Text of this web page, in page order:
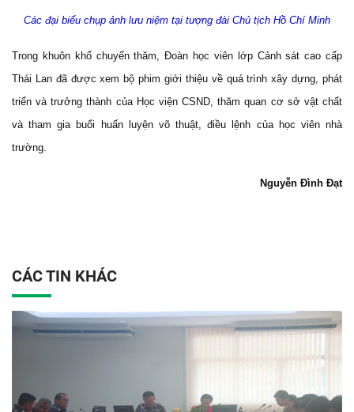
Các đại biểu chụp ảnh lưu niệm tại tượng đài Chủ tịch Hồ Chí Minh
Trong khuôn khổ chuyến thăm, Đoàn học viên lớp Cảnh sát cao cấp
Thái Lan đã được xem bộ phim giới thiệu về quá trình xây dựng, phát
triển và trưởng thành của Học viện CSND, thăm quan cơ sở vật chất
và tham gia buổi huấn luyện võ thuật, điều lệnh của học viên nhà
trường.
Nguyễn Đình Đạt
CÁC TIN KHÁC